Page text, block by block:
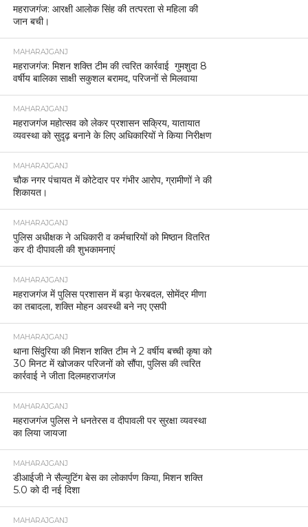
महराजगंज: आरक्षी आलोक सिंह की तत्परता से महिला की
जान बची।
MAHARAJGANJ
महराजगंज: मिशन शक्ति टीम की त्वरित कार्रवाई गुमशुदा 8
वर्षीय बालिका साक्षी सकुशल बरामद, परिजनों से मिलवाया
MAHARAJGANJ
महराजगंज महोत्सव को लेकर प्रशासन सक्रिय, यातायात
व्यवस्था को सुदृढ़ बनाने के लिए अधिकारियों ने किया निरीक्षण
MAHARAJGANJ
चौक नगर पंचायत में कोटेदार पर गंभीर आरोप, ग्रामीणों ने की
शिकायत।
MAHARAJGANJ
पुलिस अधीक्षक ने अधिकारी व कर्मचारियों को मिष्ठान वितरित
कर दी दीपावली की शुभकामनाएं
MAHARAJGANJ
महराजगंज में पुलिस प्रशासन में बड़ा फेरबदल, सोमेंद्र मीणा
का तबादला, शक्ति मोहन अवस्थी बने नए एसपी
MAHARAJGANJ
थाना सिंदुरिया की मिशन शक्ति टीम ने 2 वर्षीय बच्ची कृषा को
30 मिनट में खोजकर परिजनों को सौंपा, पुलिस की त्वरित
कार्रवाई ने जीता दिलमहराजगंज
MAHARAJGANJ
महराजगंज पुलिस ने धनतेरस व दीपावली पर सुरक्षा व्यवस्था
का लिया जायजा
MAHARAJGANJ
डीआईजी ने सैल्युटिंग बेस का लोकार्पण किया, मिशन शक्ति
5.0 को दी नई दिशा
MAHARAJGANJ